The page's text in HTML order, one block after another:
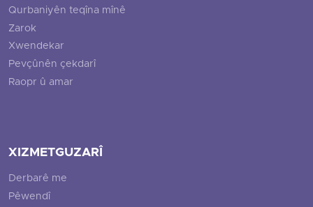
Qurbaniyên teqîna mînê
Zarok
Xwendekar
Pevçûnên çekdarî
Raopr û amar
XIZMETGUZARÎ
Derbarê me
Pêwendî